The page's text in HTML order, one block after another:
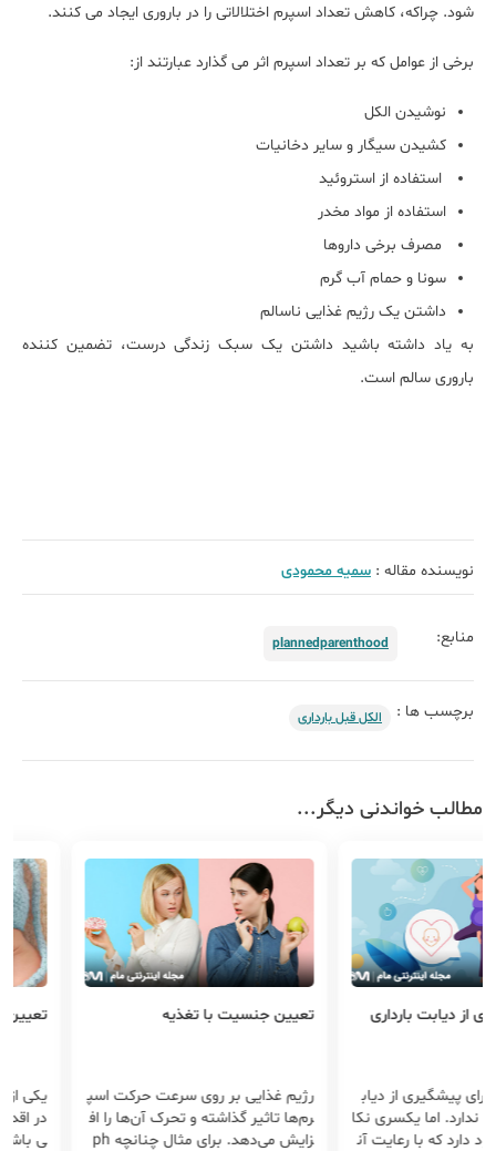
شود. چراکه، کاهش تعداد اسپرم اختلالاتی را در باروری ایجاد می کنند.
برخی از عوامل که بر تعداد اسپرم اثر می گذارد عبارتند از:
نوشیدن الکل
کشیدن سیگار و سایر دخانیات
استفاده از استروئید
استفاده از مواد مخدر
مصرف برخی داروها
سونا و حمام آب گرم
داشتن یک رژیم غذایی ناسالم
به یاد داشته باشید داشتن یک سبک زندگی درست، تضمین کننده
باروری سالم است.
نویسنده مقاله : سمیه محمودی
منابع: plannedparenthood
برچسب ها : الکل قبل بارداری
مطالب خواندنی دیگر...
بارداری
از دیاب
یکسری نکا
رعایت آن
تعیین جنسیت با تغذیه
رژیم غذایی بر روی سرعت حرکت اسپ
رم‌ها تاثیر گذاشته و تحرک آن‌ها را اف
زایش می‌دهد. برای مثال چنانچه ph
تعیین جنسیت
یکی از مهم
در اقدام به
ی باشد که دوست